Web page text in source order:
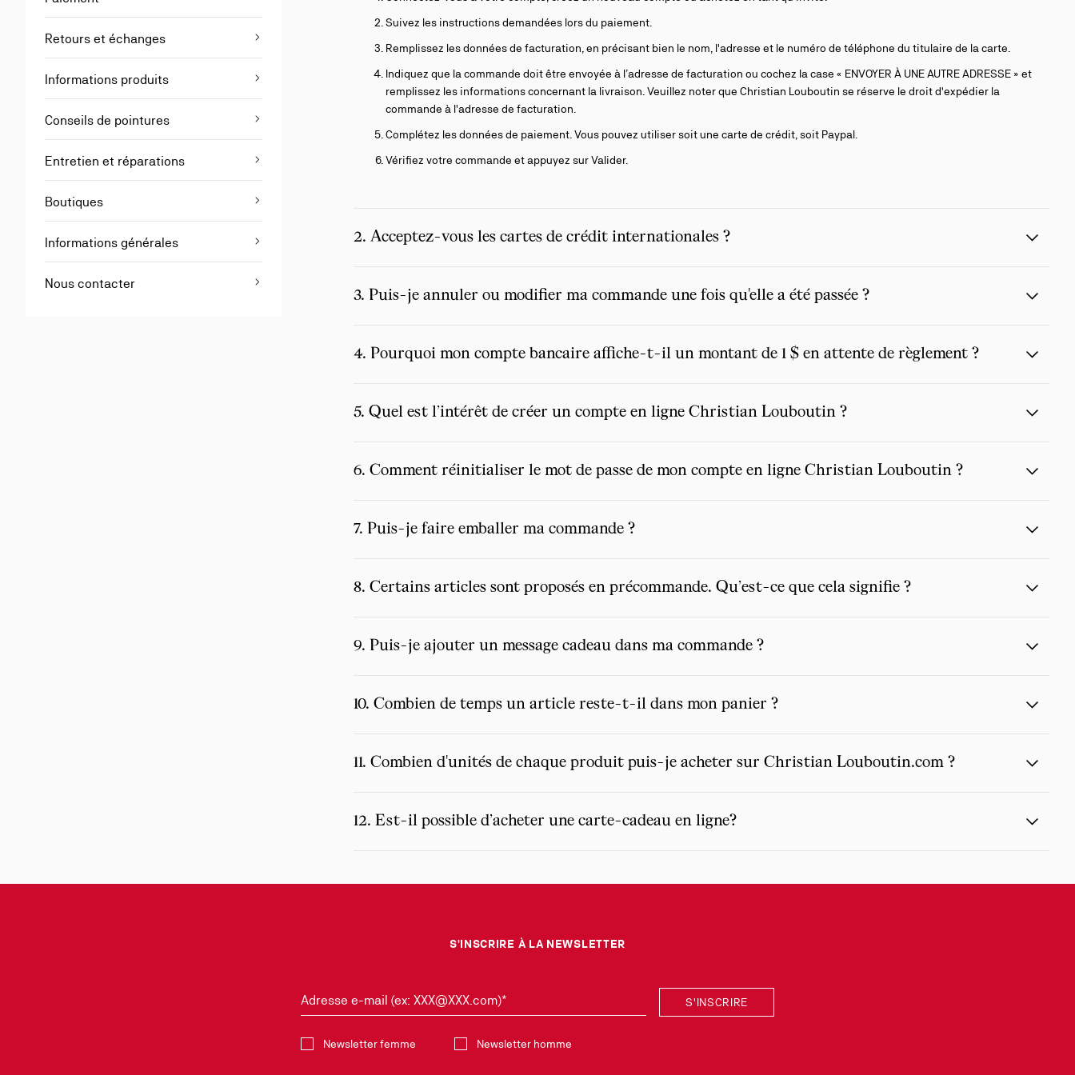
Suivez les instructions demandées lors du paiement.
Remplissez les données de facturation, en précisant bien le nom, l'adresse et le numéro de téléphone du titulaire de la carte.
Indiquez que la commande doit être envoyée à l’adresse de facturation ou cochez la case « ENVOYER À UNE AUTRE ADRESSE » et
remplissez les informations concernant la livraison. Veuillez noter que Christian Louboutin se réserve le droit d'expédier la
commande à l'adresse de facturation.
Complétez les données de paiement. Vous pouvez utiliser soit une carte de crédit, soit Paypal.
Vérifiez votre commande et appuyez sur Valider.
2. Acceptez-vous les cartes de crédit internationales ?
3. Puis-je annuler ou modifier ma commande une fois qu'elle a été passée ?
4. Pourquoi mon compte bancaire affiche-t-il un montant de 1 $ en attente de règlement ?
5. Quel est l’intérêt de créer un compte en ligne Christian Louboutin ?
6. Comment réinitialiser le mot de passe de mon compte en ligne Christian Louboutin ?
7. Puis-je faire emballer ma commande ?
8. Certains articles sont proposés en précommande. Qu’est-ce que cela signifie ?
9. Puis-je ajouter un message cadeau dans ma commande ?
10. Combien de temps un article reste-t-il dans mon panier ?
11. Combien d'unités de chaque produit puis-je acheter sur Christian Louboutin.com ?
12. Est-il possible d’acheter une carte-cadeau en ligne?
Retours et échanges
Informations produits
Conseils de pointures
Entretien et réparations
Boutiques
Informations générales
Nous contacter
S'INSCRIRE À LA NEWSLETTER
Adresse e-mail (ex: XXX@XXX.com)*
Newsletter femme
Newsletter homme
S'INSCRIRE